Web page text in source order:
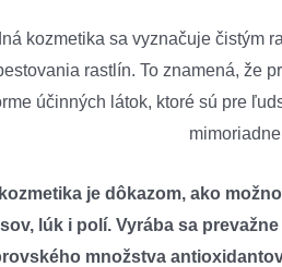
kozmetika sa vyznačuje čistým
rastlín. To znamená, že
účinných látok, ktoré sú pre
je dôkazom, ako
lúk i polí. Vyrába sa
množstva